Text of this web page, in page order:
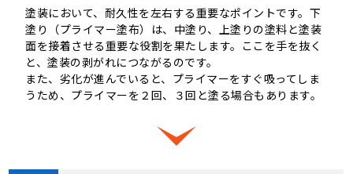
塗装において、耐久性を左右する重要なポイントです。下
塗り（プライマー塗布）は、中塗り、上塗りの塗料と塗装
面を接着させる重要な役割を果たします。ここを手を抜く
と、塗装の剥がれにつながるのです。
また、劣化が進んでいると、プライマーをすぐ吸ってしま
うため、プライマーを２回、３回と塗る場合もあります。